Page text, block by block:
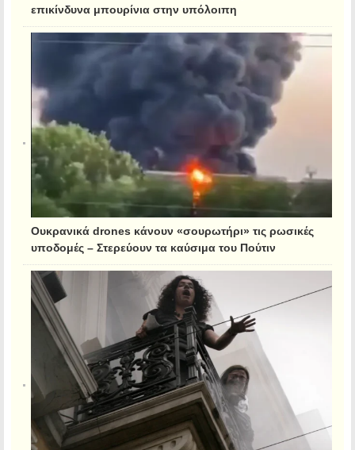
επικίνδυνα μπουρίνια στην υπόλοιπη
Ουκρανικά drones κάνουν «σουρωτήρι» τις ρωσικές
υποδομές – Στερεύουν τα καύσιμα του Πούτιν